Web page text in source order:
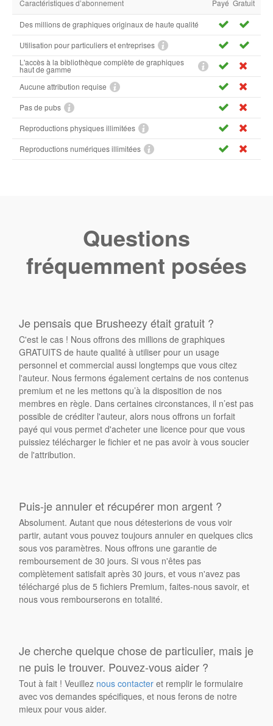
Caractéristiques d’abonnement Payé Gratuit
Des millions de graphiques originaux de haute qualité
Utilisation pour particuliers et entreprises
L'accès à la bibliothèque complète de graphiques
haut de gamme
Aucune attribution requise
Pas de pubs
Reproductions physiques illimitées
Reproductions numériques illimitées
Questions
fréquemment posées
Je pensais que Brusheezy était gratuit ?
C'est le cas ! Nous offrons des millions de graphiques
GRATUITS de haute qualité à utiliser pour un usage
personnel et commercial aussi longtemps que vous citez
l'auteur. Nous fermons également certains de nos contenus
premium et ne les mettons qu’à la disposition de nos
membres en règle. Dans certaines circonstances, il n’est pas
possible de créditer l'auteur, alors nous offrons un forfait
payé qui vous permet d'acheter une licence pour que vous
puissiez télécharger le fichier et ne pas avoir à vous soucier
de l'attribution.
Puis-je annuler et récupérer mon argent ?
Absolument. Autant que nous détesterions de vous voir
partir, autant vous pouvez toujours annuler en quelques clics
sous vos paramètres. Nous offrons une garantie de
remboursement de 30 jours. Si vous n'êtes pas
complètement satisfait après 30 jours, et vous n'avez pas
téléchargé plus de 5 fichiers Premium, faites-nous savoir, et
nous vous rembourserons en totalité.
Je cherche quelque chose de particulier, mais je
ne puis le trouver. Pouvez-vous aider ?
Tout à fait ! Veuillez nous contacter et remplir le formulaire
avec vos demandes spécifiques, et nous ferons de notre
mieux pour vous aider.